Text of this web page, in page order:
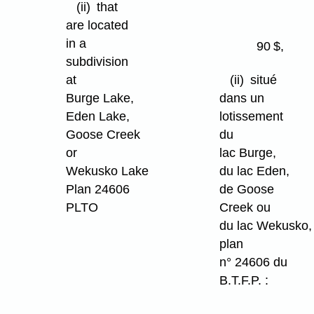
(ii) that
are located
in a
subdivision
at
Burge Lake,
Eden Lake,
Goose Creek
or
Wekusko Lake
Plan 24606
PLTO
route
90 $,
(ii) situé
dans un
lotissement
du
lac Burge,
du lac Eden,
de Goose
Creek ou
du lac Wekusko,
plan
n° 24606 du
B.T.F.P. :